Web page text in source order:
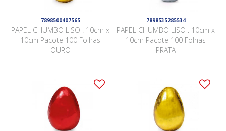
7898500407565
PAPEL CHUMBO LISO . 10cm x
10cm Pacote 100 Folhas
OURO
7898535285534
PAPEL CHUMBO LISO . 10cm x
10cm Pacote 100 Folhas
PRATA